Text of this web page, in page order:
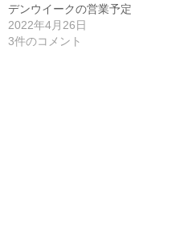
デンウイークの営業予定
2022年4月26日
3件のコメント